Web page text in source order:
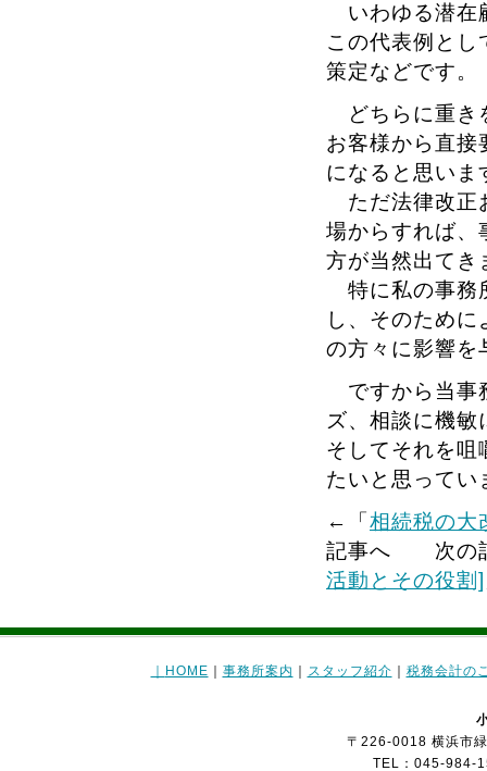
いわゆる潜在
この代表例と
策定などです。
どちらに重き
お客様から直接
になると思いま
ただ法律改正
場からすれば、
方が当然出てき
特に私の事務
し、そのため
の方々に影響を
ですから当事
ズ、相談に機
そしてそれを咀
たいと思ってい
←「 相続税の
記事へ 次の
活動とその役割]
HOME 事務所案内 スタッフ紹介 税務会計の
〒226-0018 横浜市
TEL：045-